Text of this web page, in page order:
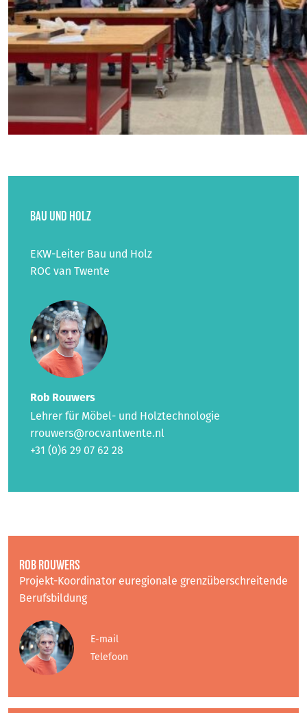
BAU UND HOLZ
EKW-Leiter Bau und Holz
ROC van Twente
Rob Rouwers
Lehrer für Möbel- und Holztechnologie
rrouwers@rocvantwente.nl
+31 (0)6 29 07 62 28
ROB ROUWERS
Projekt-Koordinator euregionale grenzüberschreitende
Berufsbildung
E-mail
Telefoon